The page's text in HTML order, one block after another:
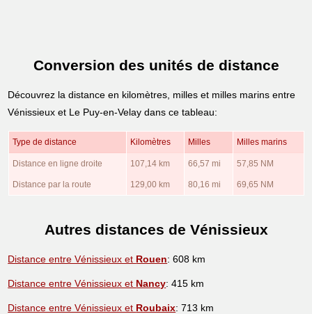
Conversion des unités de distance
Découvrez la distance en kilomètres, milles et milles marins entre
Vénissieux et Le Puy-en-Velay dans ce tableau:
Type de distance Kilomètres Milles Milles marins
Distance en ligne droite 107,14 km 66,57 mi 57,85 NM
Distance par la route 129,00 km 80,16 mi 69,65 NM
Autres distances de Vénissieux
Distance entre Vénissieux et Rouen: 608 km
Distance entre Vénissieux et Nancy: 415 km
Distance entre Vénissieux et Roubaix: 713 km